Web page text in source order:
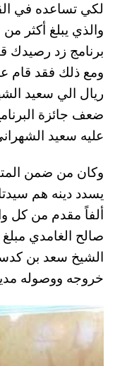
لكي تساعده في
ومع ذلك فقد قام
ريال الي سعيد
ضعف جائزة
عليه سعيد
وكان من ضمن
ألفاً مقدم من كل
الشيخ سعد بن
خروجه ووصوله